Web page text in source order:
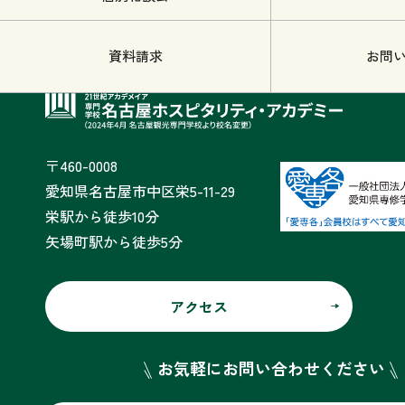
資料請求 お問
〒460-0008
愛知県名古屋市中区栄5-11-29
栄駅から徒歩10分
矢場町駅から徒歩5分
アクセス
お気軽にお問い合わせください